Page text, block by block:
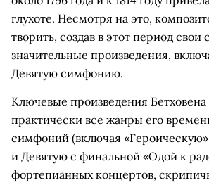
глухоте. Несмотря на это,
творить, создав в этот период свои
значительные произведения,
Девятую симфонию.
Ключевые произведения Бетховена
практически все жанры его
симфоний (включая
и Девятую с финальной «Одой к
фортепианных концертов,